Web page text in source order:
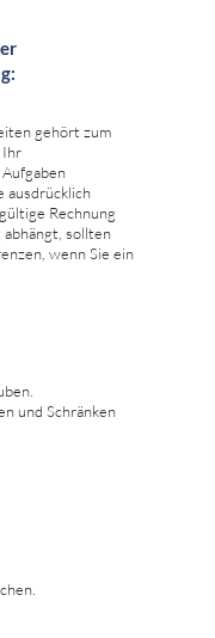
gehört zum
Ihr
ausdrücklich
Rechnung
abhängt, sollten
wenn Sie ein
und Schränken